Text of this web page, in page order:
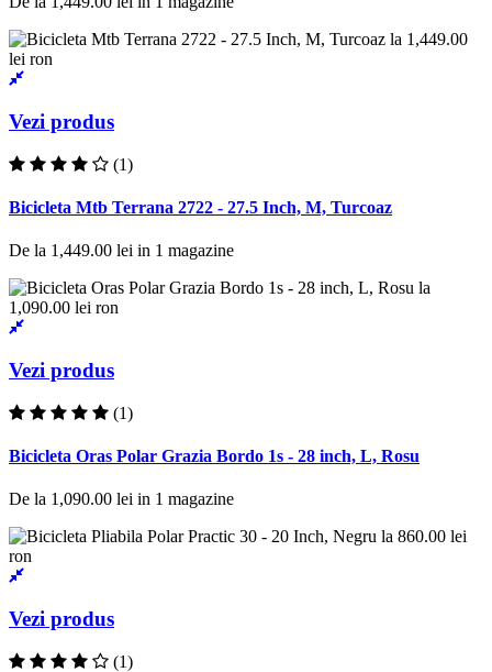
Vezi produs
(1)
Bicicleta Mtb Terrana 2722 - 27.5 Inch, M, Turcoaz
De la 1,449.00 lei in 1 magazine
Vezi produs
(1)
Bicicleta Oras Polar Grazia Bordo 1s - 28 inch, L, Rosu
De la 1,090.00 lei in 1 magazine
Vezi produs
(1)